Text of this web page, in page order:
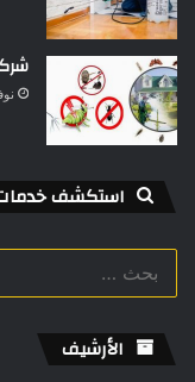
استكشف
الأرشيف